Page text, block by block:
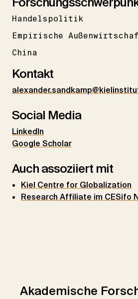
Handelspolitik
Empirische
China
Kontakt
Social Media
LinkedIn
Google Scholar
Auch assoziiert mit
Kiel Centre for Globalization
Research Affiliate im CESifo
Akademische